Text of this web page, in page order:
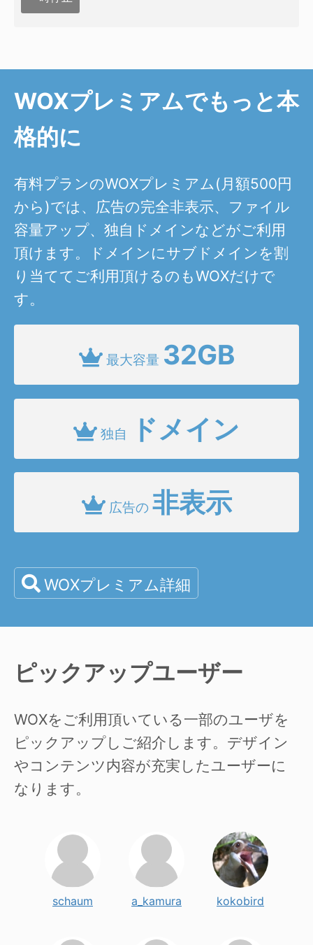
WOXプレミアムでもっと本
格的に
有料プランのWOXプレミアム(月額500円
から)では、広告の完全非表示、ファイル
容量アップ、独自ドメインなどがご利用
頂けます。ドメインにサブドメインを割
り当ててご利用頂けるのもWOXだけで
す。
最大容量 32GB
独自 ドメイン
広告の 非表示
WOXプレミアム詳細
ピックアップユーザー
WOXをご利用頂いている一部のユーザを
ピックアップしご紹介します。デザイン
やコンテンツ内容が充実したユーザーに
なります。
schaum a_kamura kokobird